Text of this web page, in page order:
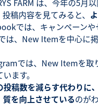
投稿内容を見てみると、
では、キャンペーン
は、New Itemを中心に
では、New Itemを取
ます。
投稿数を減らす代わりに
質を向上させているのが